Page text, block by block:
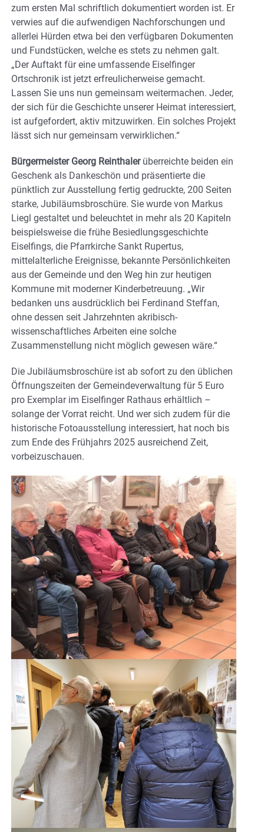
zum ersten Mal schriftlich dokumentiert worden ist. Er
verwies auf die aufwendigen Nachforschungen und
allerlei Hürden etwa bei den verfügbaren Dokumenten
und Fundstücken, welche es stets zu nehmen galt.
„Der Auftakt für eine umfassende Eiselfinger
Ortschronik ist jetzt erfreulicherweise gemacht.
Lassen Sie uns nun gemeinsam weitermachen. Jeder,
der sich für die Geschichte unserer Heimat interessiert,
ist aufgefordert, aktiv mitzuwirken. Ein solches Projekt
lässt sich nur gemeinsam verwirklichen.“
Bürgermeister Georg Reinthalerüberreichte beiden ein
Geschenk als Dankeschön und präsentierte die
pünktlich zur Ausstellung fertig gedruckte, 200 Seiten
starke, Jubiläumsbroschüre. Sie wurde von Markus
Liegl gestaltet und beleuchtet in mehr als 20 Kapiteln
beispielsweise die frühe Besiedlungsgeschichte
Eiselfings, die Pfarrkirche Sankt Rupertus,
mittelalterliche Ereignisse, bekannte Persönlichkeiten
aus der Gemeinde und den Weg hin zur heutigen
Kommune mit moderner Kinderbetreuung. „Wir
bedanken uns ausdrücklich bei Ferdinand Steffan,
ohne dessen seit Jahrzehnten akribisch-
wissenschaftliches Arbeiten eine solche
Zusammenstellung nicht möglich gewesen wäre.“
Die Jubiläumsbroschüre ist ab sofort zu den üblichen
Öffnungszeiten der Gemeindeverwaltung für 5 Euro
pro Exemplar im Eiselfinger Rathaus erhältlich –
solange der Vorrat reicht. Und wer sich zudem für die
historische Fotoausstellung interessiert, hat noch bis
zum Ende des Frühjahrs 2025 ausreichend Zeit,
vorbeizuschauen.